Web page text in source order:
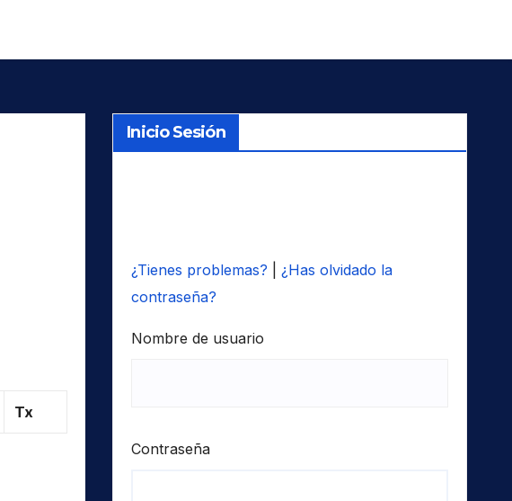
Tx
Inicio Sesión
¿Tienes problemas?
¿Has olvidado la
contraseña?
Nombre de usuario
Contraseña